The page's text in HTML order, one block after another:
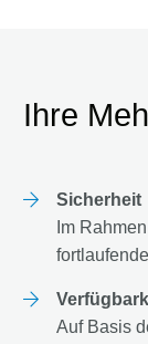
Ihre
Sicherheit
Im
Auf Basis